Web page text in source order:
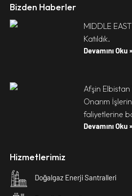
Bizden Haberler
MIDDLE
Katıldık.
Devamını Oku »
Afşin
Onarım
faliyetlerine
Devamını Oku »
Hizmetlerimiz
Doğalgaz Enerji Santralleri